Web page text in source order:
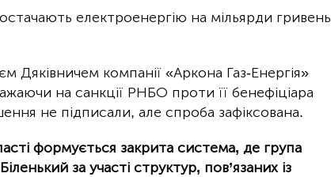
електроенергію на мільярди гривень
Дяківничем компанії «Аркона Газ-Енергія»
на санкції РНБО проти її бенефіціара
не підписали, але спроба зафіксована.
формується закрита система, де група
за участі структур, пов’язаних із